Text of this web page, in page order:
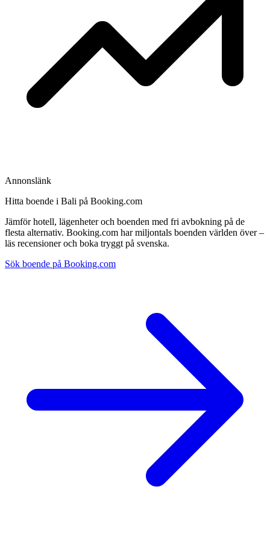
Annonslänk
Hitta boende i Bali på Booking.com
Jämför hotell, lägenheter och boenden med fri avbokning på de
flesta alternativ. Booking.com har miljontals boenden världen över –
läs recensioner och boka tryggt på svenska.
Sök boende på Booking.com